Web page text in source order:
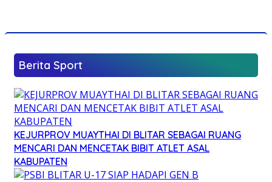
Berita Sport
KEJURPROV MUAYTHAI DI BLITAR SEBAGAI RUANG
MENCARI DAN MENCETAK BIBIT ATLET ASAL
KABUPATEN